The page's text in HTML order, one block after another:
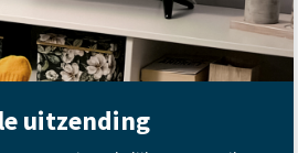
uitzending